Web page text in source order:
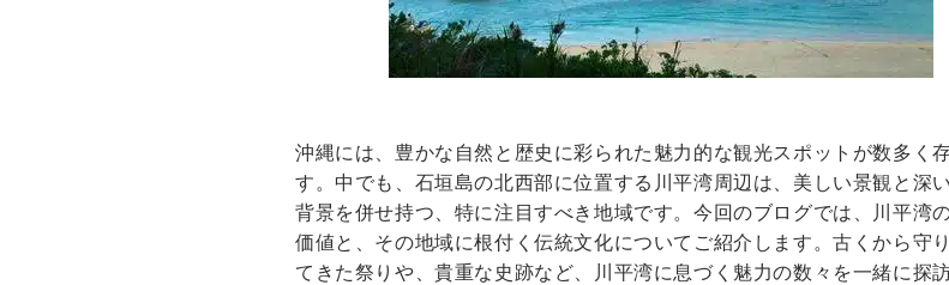
沖縄には、豊かな自然と歴史に彩られた魅力的な観光スポットが数多く
す。中でも、石垣島の北西部に位置する川平湾周辺は、美しい景観と深
背景を併せ持つ、特に注目すべき地域です。今回のブログでは、川平湾
価値と、その地域に根付く伝統文化についてご紹介します。古くから守
てきた祭りや、貴重な史跡など、川平湾に息づく魅力の数々を一緒に探